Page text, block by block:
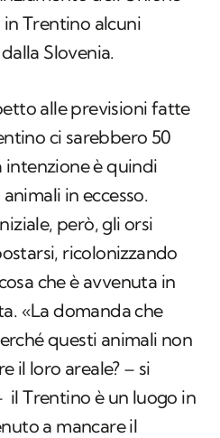
Trentino alcuni
Slovenia.
alle previsioni fatte
ci sarebbero 50
intenzione è quindi
in eccesso.
però, gli orsi
ricolonizzando
che è avvenuta in
«La domanda che
questi animali non
il loro areale? – si
il Trentino è un luogo in
a mancare il